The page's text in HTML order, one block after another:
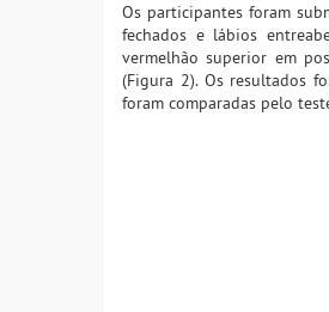
Os participantes foram
fechados e lábios
vermelhão superior em
(Figura 2). Os resultados
foram comparadas pelo